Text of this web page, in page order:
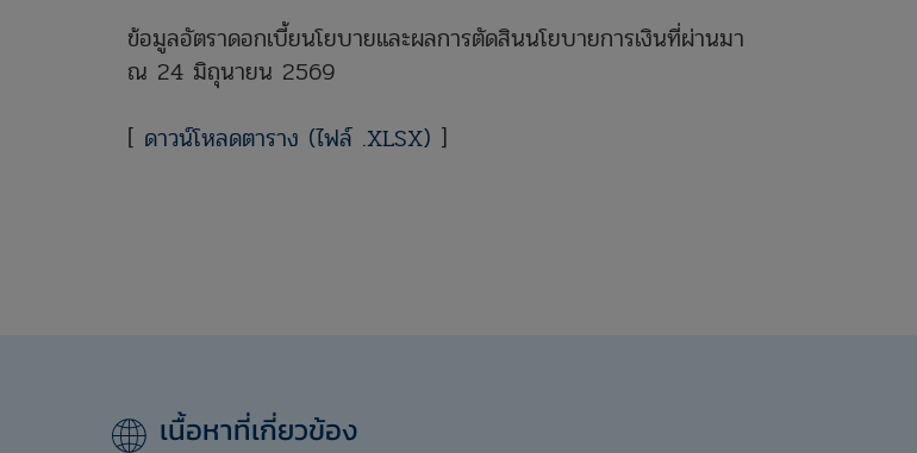
ข้อมูลอัตราดอกเบี้ยนโยบายและผลการตัดสินนโยบายการเงินที่ผ่านมา
ณ 24 มิถุนายน 2569
[ ดาวน์โหลดตาราง (ไฟล์ .XLSX) ]
เนื้อหาที่เกี่ยวข้อง